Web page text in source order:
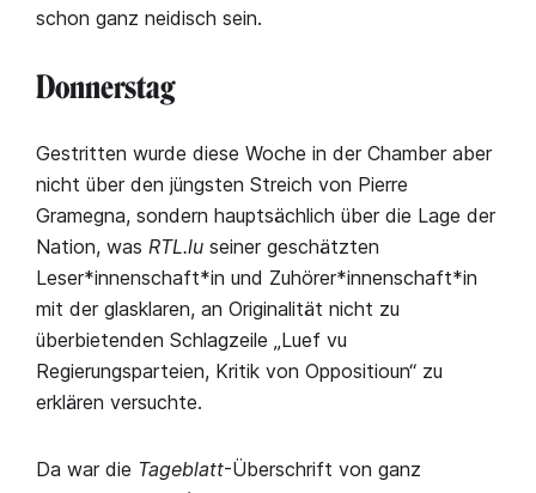
schon ganz neidisch sein.
Donnerstag
Gestritten wurde diese Woche in der Chamber aber
nicht über den jüngsten Streich von Pierre
Gramegna, sondern hauptsächlich über die Lage der
Nation, was RTL.lu seiner geschätzten
Leser*innenschaft*in und Zuhörer*innenschaft*in
mit der glasklaren, an Originalität nicht zu
überbietenden Schlagzeile „Luef vu
Regierungsparteien, Kritik von Oppositioun“ zu
erklären versuchte.
Da war die Tageblatt-Überschrift von ganz